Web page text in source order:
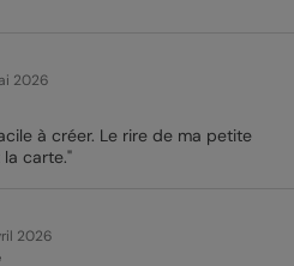
2026
à créer. Le rire de ma petite
carte."
2026